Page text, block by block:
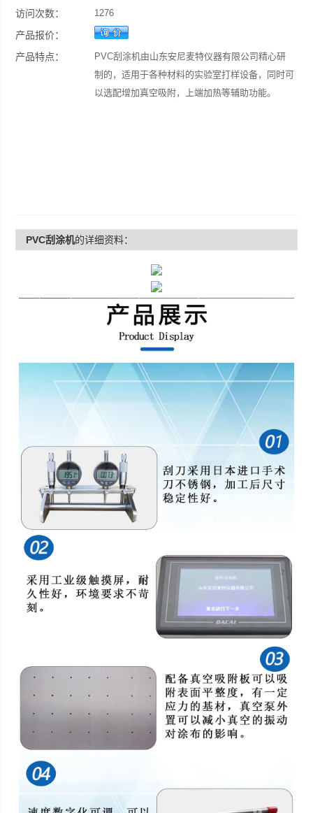
访问次数： 1276
产品报价：
产品特点：
PVC刮涂机由山东安尼麦特仪器有限公司精心研
制的，适用于各种材料的实验室打样设备，同时可
以选配增加真空吸附，上端加热等辅助功能。
PVC刮涂机的详细资料：